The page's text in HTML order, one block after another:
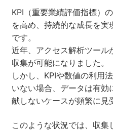
KPI（重要業績評価指標）
を高め、持続的な成長を
です。
近年、アクセス解析ツール
収集が可能になりました。
しかし、KPIや数値の利用
いない場合、データは有
献しないケースが頻繁に見
このような状況では、収